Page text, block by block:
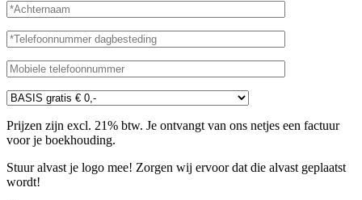
Prijzen zijn excl. 21% btw. Je ontvangt van ons netjes een factuur
voor je boekhouding.
Stuur alvast je logo mee! Zorgen wij ervoor dat die alvast geplaatst
wordt!